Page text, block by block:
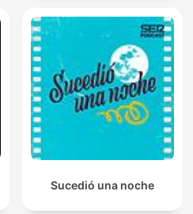
Sucedió una noche